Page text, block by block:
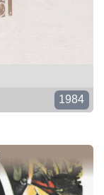
1984